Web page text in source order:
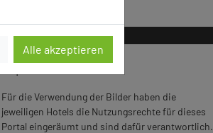
Alle akzeptieren
Impressum zum Hotel
Für die Verwendung der Bilder haben die
jeweiligen Hotels die Nutzungsrechte für dieses
Portal eingeräumt und sind dafür verantwortlich.